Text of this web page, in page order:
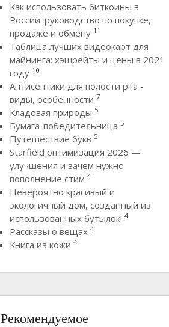
Как использовать биткоины в
России: руководство по покупке,
продаже и обмену 11
Таблица лучших видеокарт для
майнинга: хэшрейты и цены в 2021
году 10
Антисептики для полости рта -
виды, особенности 7
Кладовая природы 5
Бумага-победительница 5
Путешествие букв 5
Starfield оптимизация 2026 —
улучшения и зачем нужно
пополнение стим 4
Невероятно красивый и
экологичный дом, созданный из
использованных бутылок! 4
Рассказы о вещах 4
Книга из кожи 4
Рекомендуемое